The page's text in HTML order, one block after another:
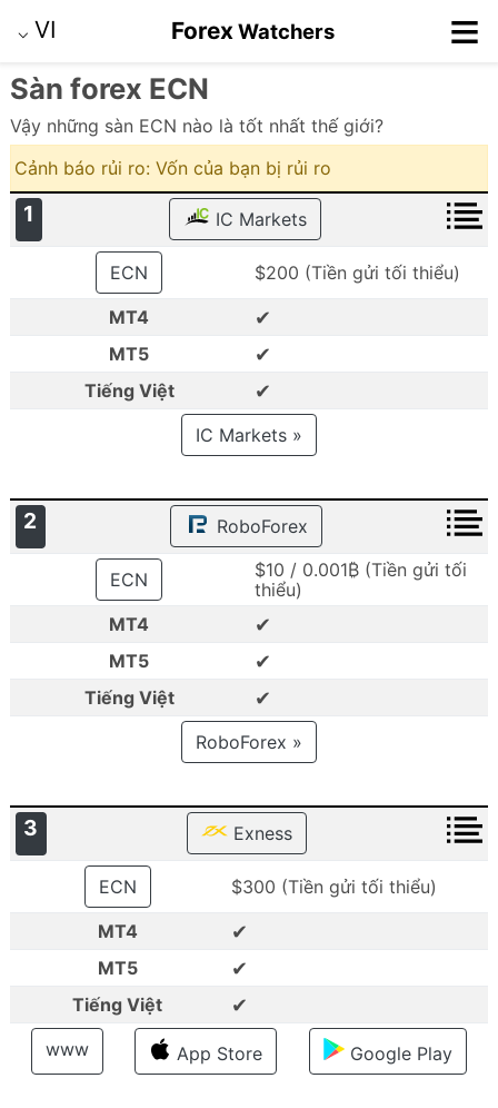
⌵ VI ForexWatchers ≡
Sàn forex ECN
Vậy những sàn ECN nào là tốt nhất thế giới?
Cảnh báo rủi ro: Vốn của bạn bị rủi ro
1 IC Markets
ECN
$200 (Tiền gửi tối thiểu)
MT4
✔
MT5 ✔
Tiếng Việt ✔
IC Markets »
2 RoboForex
ECN
$10 / 0.001₿ (Tiền gửi tối
thiểu)
MT4
✔
MT5 ✔
Tiếng Việt ✔
RoboForex »
3 Exness
ECN
$300 (Tiền gửi tối thiểu)
MT4
✔
MT5 ✔
Tiếng Việt ✔
www App Store Google Play